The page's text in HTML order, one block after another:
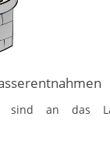
sind an das